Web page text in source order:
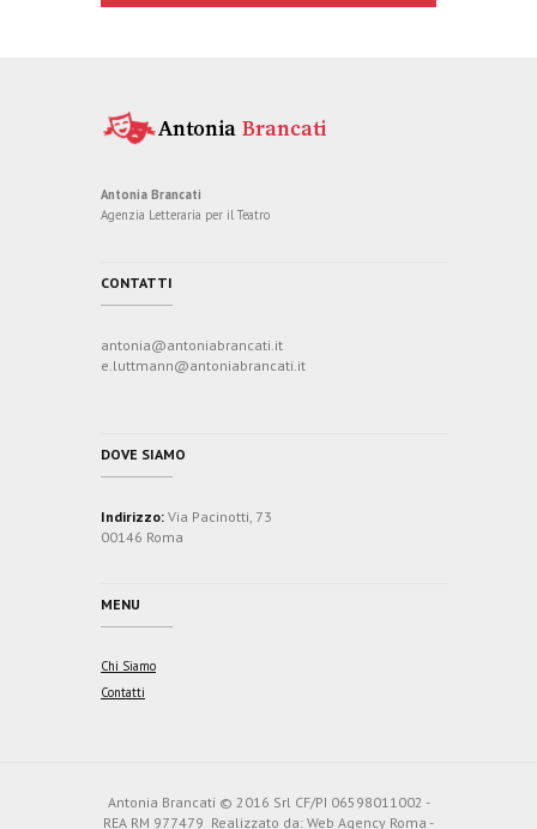
Antonia Brancati
Agenzia Letteraria per il Teatro
CONTATTI
antonia@antoniabrancati.it
e.luttmann@antoniabrancati.it
DOVE SIAMO
Indirizzo: Via Pacinotti, 73
00146 Roma
MENU
Chi Siamo
Contatti
Antonia Brancati © 2016 Srl CF/PI 06598011002 -
REA RM 977479 Realizzato da: Web Agency Roma -